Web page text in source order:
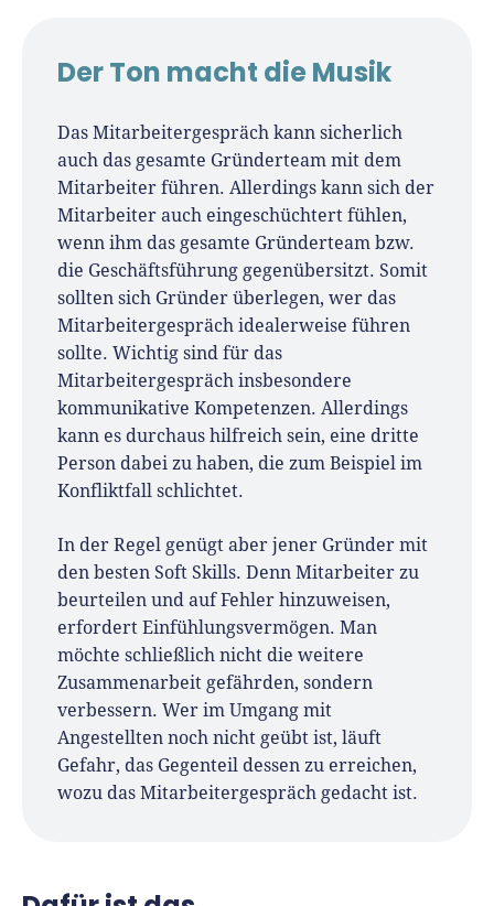
Der Ton macht die Musik
Das Mitarbeitergespräch kann sicherlich
auch das gesamte Gründerteam mit dem
Mitarbeiter führen. Allerdings kann sich der
Mitarbeiter auch eingeschüchtert fühlen,
wenn ihm das gesamte Gründerteam bzw.
die Geschäftsführung gegenübersitzt. Somit
sollten sich Gründer überlegen, wer das
Mitarbeitergespräch idealerweise führen
sollte. Wichtig sind für das
Mitarbeitergespräch insbesondere
kommunikative Kompetenzen. Allerdings
kann es durchaus hilfreich sein, eine dritte
Person dabei zu haben, die zum Beispiel im
Konfliktfall schlichtet.
In der Regel genügt aber jener Gründer mit
den besten Soft Skills. Denn Mitarbeiter zu
beurteilen und auf Fehler hinzuweisen,
erfordert Einfühlungsvermögen. Man
möchte schließlich nicht die weitere
Zusammenarbeit gefährden, sondern
verbessern. Wer im Umgang mit
Angestellten noch nicht geübt ist, läuft
Gefahr, das Gegenteil dessen zu erreichen,
wozu das Mitarbeitergespräch gedacht ist.